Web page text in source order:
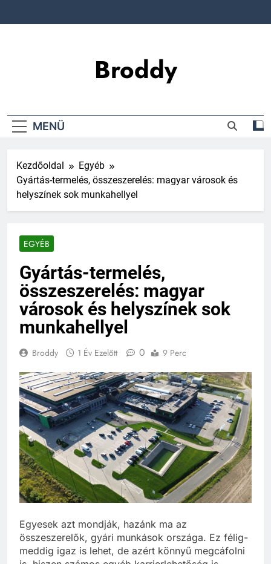
Broddy
MENÜ
Kezdőoldal
Egyéb
Gyártás-termelés, összeszerelés: magyar városok és
helyszínek sok munkahellyel
EGYÉB
Gyártás-termelés,
összeszerelés: magyar
városok és helyszínek sok
munkahellyel
Broddy 1 Év Ezelőtt 0 9 Perc
Egyesek azt mondják, hazánk ma az
összeszerelők, gyári munkások országa. Ez félig-
meddig igaz is lehet, de azért könnyű megcáfolni